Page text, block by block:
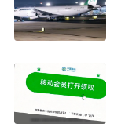
00:15